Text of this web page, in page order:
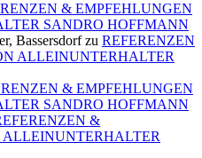
& EMPFEHLUNGEN
SANDRO HOFFMANN
Bassersdorfzu REFERENZEN
ALLEINUNTERHALTER
& EMPFEHLUNGEN
SANDRO HOFFMANN
&